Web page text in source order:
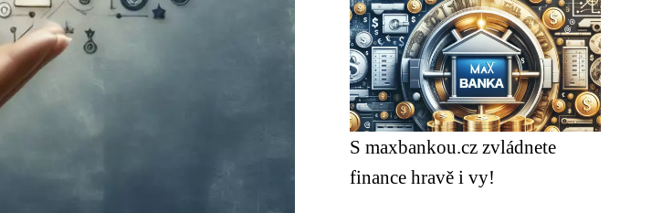
S maxbankou.cz zvládnete
finance hravě i vy!